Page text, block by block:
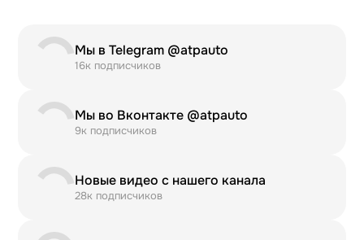
Мы в Telegram @atpauto
16к подписчиков
Мы во Вконтакте @atpauto
9к подписчиков
Новые видео с нашего канала
28к подписчиков